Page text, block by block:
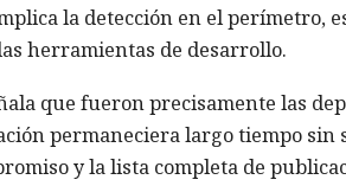
la detección en el perímetro,
herramientas de desarrollo.
que fueron precisamente las
permaneciera largo tiempo
y la lista completa de